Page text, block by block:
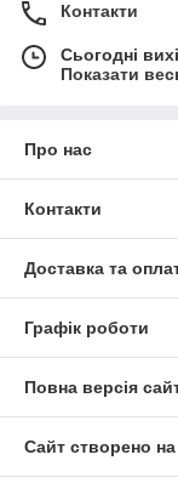
Контакти
Сьогодні
Показати
Про нас
Контакти
Доставка та
Графік роботи
Повна версія
Сайт створено на